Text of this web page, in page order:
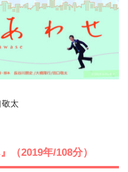
太
（2019年/108分）